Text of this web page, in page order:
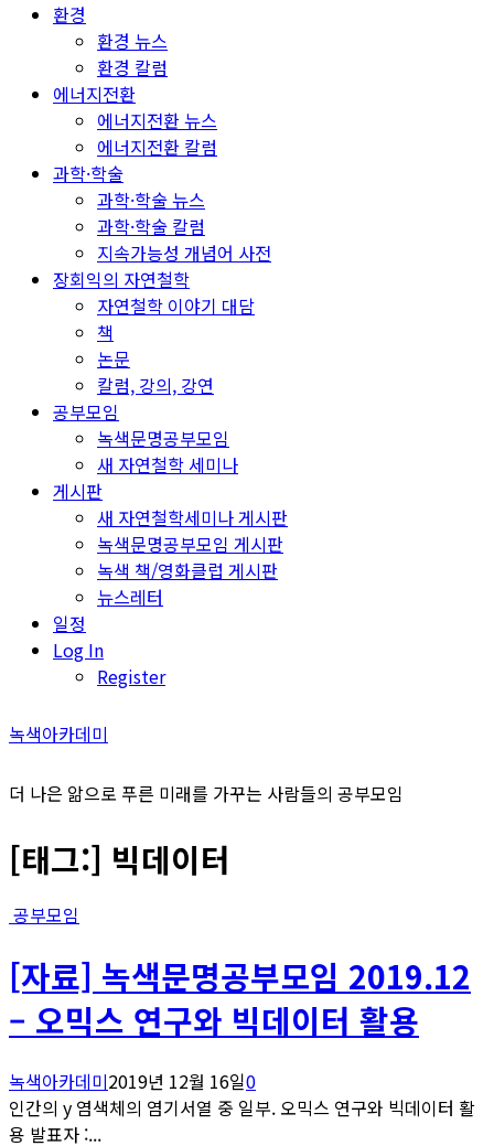
환경
환경 뉴스
환경 칼럼
에너지전환
에너지전환 뉴스
에너지전환 칼럼
과학·학술
과학·학술 뉴스
과학·학술 칼럼
지속가능성 개념어 사전
장회익의 자연철학
자연철학 이야기 대담
책
논문
칼럼, 강의, 강연
공부모임
녹색문명공부모임
새 자연철학 세미나
게시판
새 자연철학세미나 게시판
녹색문명공부모임 게시판
녹색 책/영화클럽 게시판
뉴스레터
일정
Log In
Register
녹색아카데미
더 나은 앎으로 푸른 미래를 가꾸는 사람들의 공부모임
[태그:] 빅데이터
공부모임
[자료] 녹색문명공부모임 2019.12
– 오믹스 연구와 빅데이터 활용
녹색아카데미2019년 12월 16일0
인간의 y 염색체의 염기서열 중 일부. 오믹스 연구와 빅데이터 활
용 발표자 :...